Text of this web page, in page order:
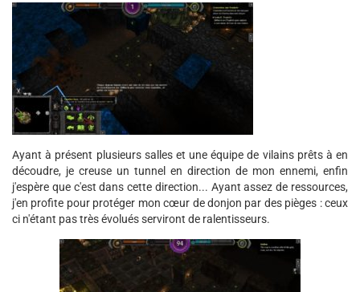
Ayant à présent plusieurs salles et une équipe de vilains prêts à en
découdre, je creuse un tunnel en direction de mon ennemi, enfin
j'espère que c'est dans cette direction... Ayant assez de ressources,
j'en profite pour protéger mon cœur de donjon par des pièges : ceux
ci n'étant pas très évolués serviront de ralentisseurs.